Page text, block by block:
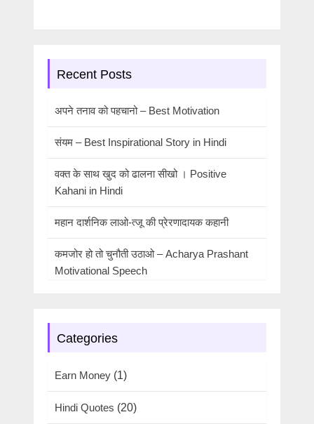
Recent Posts
अपने तनाव को पहचानो – Best Motivation
संयम – Best Inspirational Story in Hindi
वक्त के साथ खुद को ढालना सीखो । Positive
Kahani in Hindi
महान दार्शनिक लाओ-त्जू की प्रेरणादायक कहानी
कमजोर हो तो चुनौती उठाओ – Acharya Prashant
Motivational Speech
Categories
Earn Money (1)
Hindi Quotes (20)